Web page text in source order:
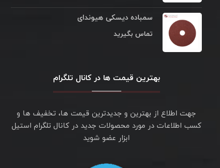
سمباده دیسکی هیوندای
تماس بگیرید
بهترین قیمت ها در کانال تلگرام
جهت اطلاع از بهترین و جدیدترین قیمت ها، تخفیف ها و
کسب اطلاعات در مورد محصولات جدید در کانال تلگرام استیل
ابزار عضو شوید